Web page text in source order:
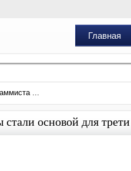
Главная
...
стали основой для